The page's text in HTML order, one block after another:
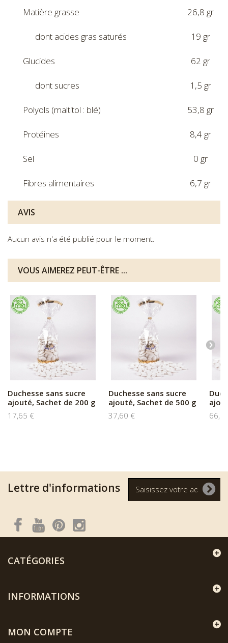
Matière grasse 26,8 gr
dont acides gras saturés 19 gr
Glucides 62 gr
dont sucres 1,5 gr
Polyols (maltitol : blé) 53,8 gr
Protéines 8,4 gr
Sel 0 gr
Fibres alimentaires 6,7 gr
AVIS
Aucun avis n'a été publié pour le moment.
VOUS AIMEREZ PEUT-ÊTRE ...
Duchesse sans sucre
ajouté, Sachet de 200 g
17,65 €
Duchesse sans sucre
ajouté, Sachet de 500 g
37,60 €
Lettre d'informations
CATÉGORIES
INFORMATIONS
MON COMPTE